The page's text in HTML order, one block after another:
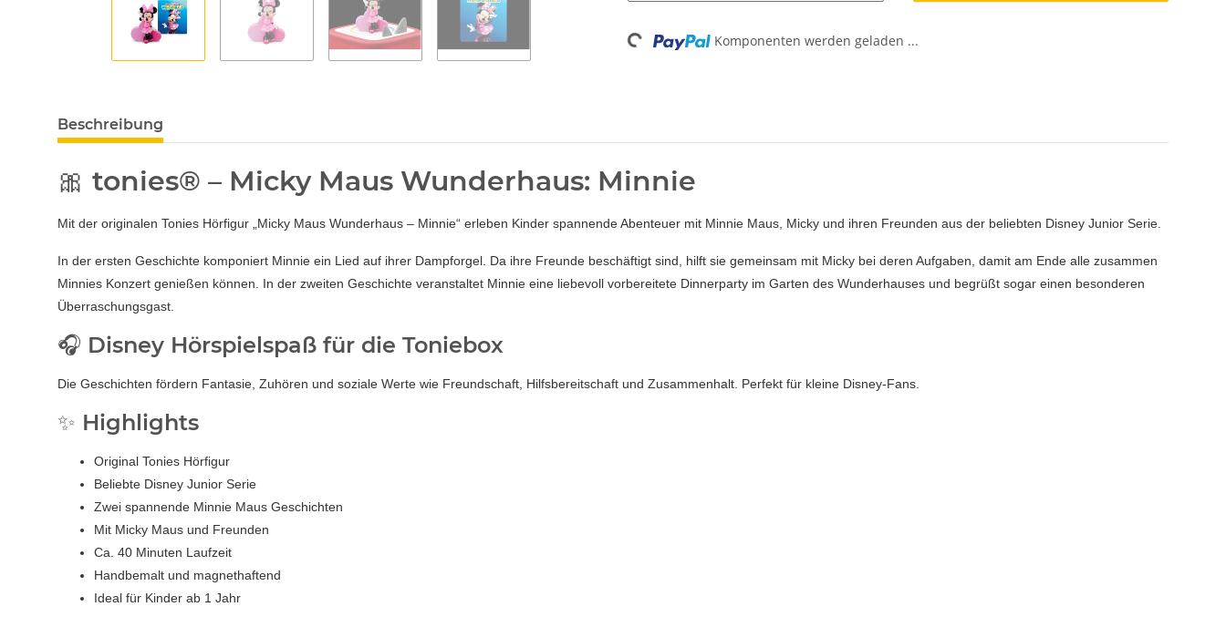
Loading... Komponenten werden geladen ...
Beschreibung
🎀 tonies® – Micky Maus Wunderhaus: Minnie
Mit der originalen Tonies Hörfigur „Micky Maus Wunderhaus – Minnie“ erleben Kinder spannende Abenteuer mit Minnie Maus, Micky und ihren Freunden aus der beliebten Disney Junior Serie.
In der ersten Geschichte komponiert Minnie ein Lied auf ihrer Dampforgel. Da ihre Freunde beschäftigt sind, hilft sie gemeinsam mit Micky bei deren Aufgaben, damit am Ende alle zusammen
Minnies Konzert genießen können. In der zweiten Geschichte veranstaltet Minnie eine liebevoll vorbereitete Dinnerparty im Garten des Wunderhauses und begrüßt sogar einen besonderen
Überraschungsgast.
🎧 Disney Hörspielspaß für die Toniebox
Die Geschichten fördern Fantasie, Zuhören und soziale Werte wie Freundschaft, Hilfsbereitschaft und Zusammenhalt. Perfekt für kleine Disney-Fans.
✨ Highlights
Original Tonies Hörfigur
Beliebte Disney Junior Serie
Zwei spannende Minnie Maus Geschichten
Mit Micky Maus und Freunden
Ca. 40 Minuten Laufzeit
Handbemalt und magnethaftend
Ideal für Kinder ab 1 Jahr